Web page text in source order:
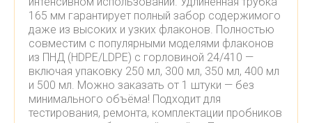
165 мм гарантирует полный забор содержимого
даже из высоких и узких флаконов. Полностью
совместим с популярными моделями флаконов
из ПНД (HDPE/LDPE) с горловиной 24/410 —
включая упаковку 250 мл, 300 мл, 350 мл, 400 мл
и 500 мл. Можно заказать от 1 штуки — без
минимального объёма! Подходит для
тестирования, ремонта, комплектации пробников